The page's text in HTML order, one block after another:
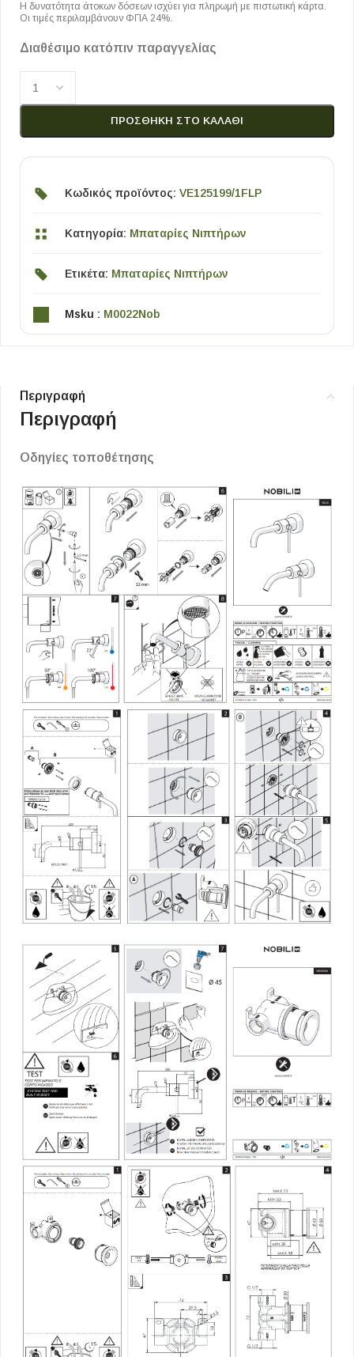
Η δυνατότητα άτοκων δόσεων ισχύει για πληρωμή με πιστωτική κάρτα.
Οι τιμές περιλαμβάνουν ΦΠΑ 24%.
Διαθέσιμο κατόπιν παραγγελίας
ΠΡΟΣΘΉΚΗ ΣΤΟ ΚΑΛΆΘΙ
Κωδικός προϊόντος: VE125199/1FLP
Κατηγορία: Μπαταρίες Νιπτήρων
Ετικέτα: Μπαταρίες Νιπτήρων
Msku : M0022Nob
Περιγραφή
Περιγραφή
Οδηγίες τοποθέτησης